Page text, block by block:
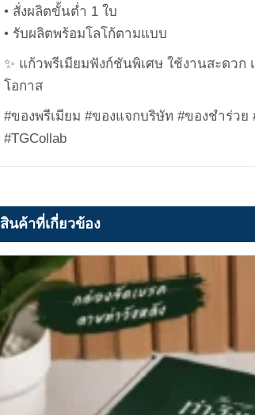
• สั่งผลิตขั้นต่ำ 1 ใบ
• รับผลิตพร้อมโลโก้ตามแบบ
✨ แก้วพรีเมียมฟังก์ชันพิเศษ ใช้งานสะดว
โอกาส
#ของพรีเมียม #ของแจกบริษัท #ของชำร่วย
#TGCollab
สินค้าที่เกี่ยวข้อง